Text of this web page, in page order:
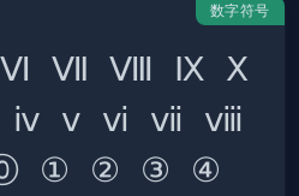
数字符号
Ⅵ Ⅶ Ⅷ Ⅸ Ⅹ
ⅳ ⅴ ⅵ ⅶ ⅷ
① ② ③ ④